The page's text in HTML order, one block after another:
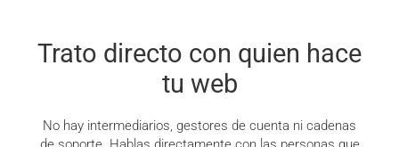
Trato directo con quien hace
tu web
No hay intermediarios, gestores de cuenta ni cadenas